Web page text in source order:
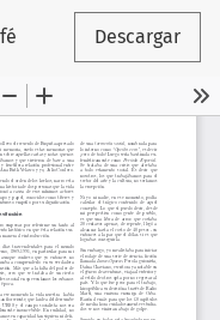
Descargar